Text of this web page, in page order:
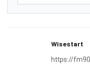
Wisestart
https://